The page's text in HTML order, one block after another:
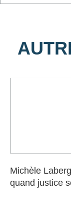
Michèle
quand justice